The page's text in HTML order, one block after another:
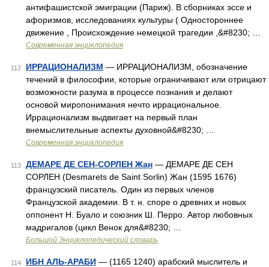
антифашистской эмиграции (Париж). В сборниках эссе и
афоризмов, исследованиях культуры ( Одностороннее
движение , Происхождение немецкой трагедии ,&#8230; …
Современная энциклопедия
112 ИРРАЦИОНАЛИЗМ — ИРРАЦИОНАЛИЗМ, обозначение
течений в философии, которые ограничивают или отрицают
возможности разума в процессе познания и делают
основой миропонимания нечто иррациональное.
Иррационализм выдвигает на первый план
внемыслительные аспекты духовной&#8230; …
Современная энциклопедия
113 ДЕМАРЕ ДЕ СЕН-СОРЛЕН Жан — ДЕМАРЕ ДЕ СЕН
СОРЛЕН (Desmarets de Saint Sorlin) Жан (1595 1676)
французский писатель. Один из первых членов
Французской академии. В т. н. споре о древних и новых
оппонент Н. Буало и союзник Ш. Перро. Автор любовных
мадригалов (цикл Венок для&#8230; …
Большой Энциклопедический словарь
114 ИБН АЛЬ-АРАБИ — (1165 1240) арабский мыслитель и